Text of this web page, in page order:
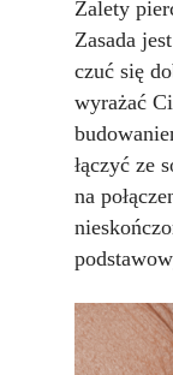
Zalety
Zasada
czuć się
wyrażać
łączyć ze
na